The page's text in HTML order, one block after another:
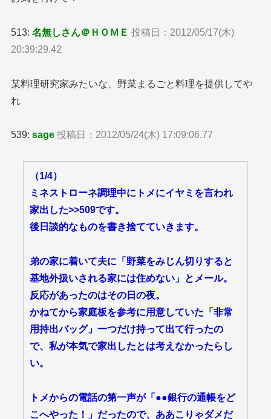
513:名無しさん＠ＨＯＭＥ 投稿日：2012/05/17(木)
20:39:29.42
某料理研究家みたいな、野菜まるごと料理を提供してや
れ
539:sage 投稿日：2012/05/24(木) 17:09:06.77
（1/4）
ミネストローネ調理中にトメにイヤミを言われ
家出した>>509です。
後日談的なものを書き捨てていきます。
弟の家に着いて夫に「野菜をみじん切りすると
基地外扱いされる家には住めない」とメール。
反応があったのはその日の夜。
かねてから家庭板を参考に用意していた「非常
用持出バッグ」一つだけ持って出て行ったの
で、私が本気で家出したとは考えなかったらし
い。
トメからの電話の第一声が「●●銀行の通帳をど
こへやった！」だったので、ああこりゃダメだ